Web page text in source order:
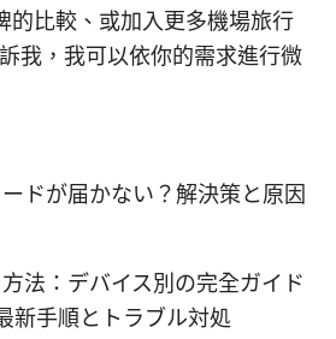
的比較、或加入更多機場旅行
我，我可以依你的需求進行微
ドが届かない？解決策と原因
法：デバイス別の完全ガイド
新手順とトラブル対処